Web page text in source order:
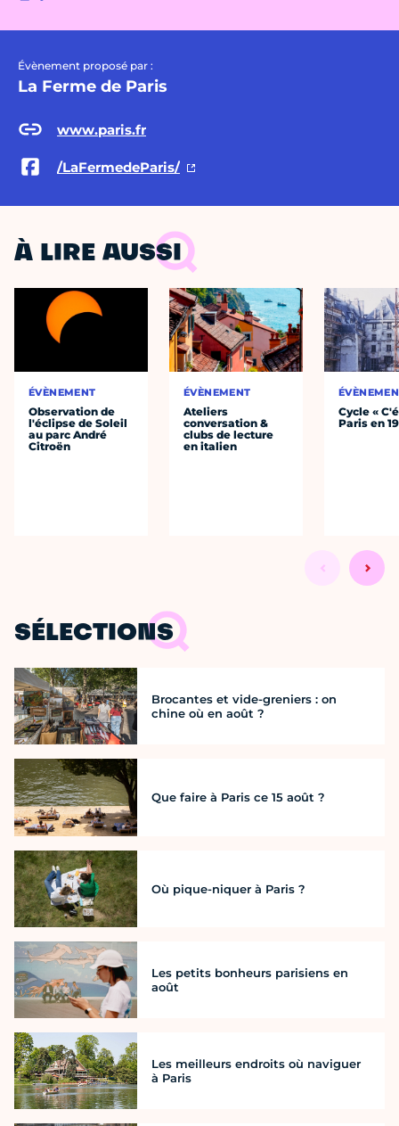
Évènement proposé par :
La Ferme de Paris
www.paris.fr
/LaFermedeParis/
À LIRE AUSSI
ÉVÈNEMENT
Observation de
l'éclipse de Soleil
au parc André
Citroën
ÉVÈNEMENT
Ateliers
conversation &
clubs de lecture
en italien
Cycle «
Paris en
SÉLECTIONS
Brocantes et vide-greniers : on
chine où en août ?
Que faire à Paris ce 15 août ?
Où pique-niquer à Paris ?
Les petits bonheurs parisiens en
août
Les meilleurs endroits où naviguer
à Paris